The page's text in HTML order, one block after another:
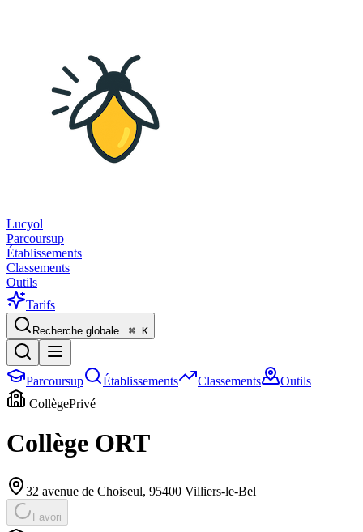
Lucyol
Parcoursup
Établissements
Classements
Outils
Tarifs
Recherche globale...⌘ K
Parcoursup Établissements Classements
Outils
CollègePrivé
Collège ORT
32 avenue de Choiseul, 95400 Villiers-le-Bel
Favori